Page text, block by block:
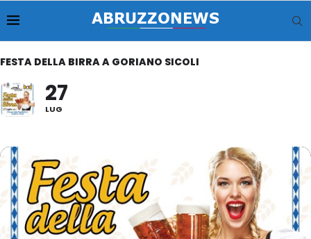
FESTA DELLA BIRRA A GORIANO SICOLI
27
LUG